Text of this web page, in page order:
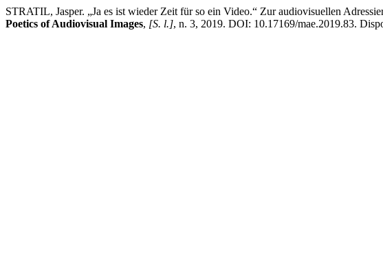
STRATIL, Jasper. „Ja es ist wieder Zeit für so ein Video.“ Zur audiovisuellen
Poetics of Audiovisual Images, [S. l.], n. 3, 2019. DOI: 10.17169/mae.2019.83.